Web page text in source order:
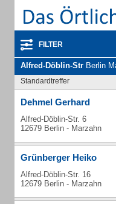
FILTER
Alfred-Döblin-Str Berlin Marzahn -
Standardtreffer
Dehmel Gerhard
Alfred-Döblin-Str. 6
12679 Berlin - Marzahn
Grünberger Heiko
Alfred-Döblin-Str. 16
12679 Berlin - Marzahn